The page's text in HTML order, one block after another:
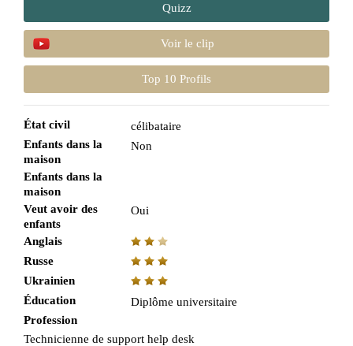
Quizz
Voir le clip
Top 10 Profils
État civil
célibataire
Enfants dans la
maison
Non
Enfants dans la
maison
Veut avoir des
enfants
Oui
Anglais
Russe
Ukrainien
Éducation
Diplôme universitaire
Profession
Technicienne de support help desk